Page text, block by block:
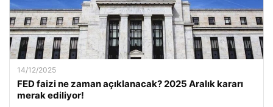
14/12/2025
FED faizi ne zaman açıklanacak? 2025 Aralık kararı
merak ediliyor!